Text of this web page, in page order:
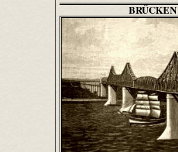
BRÜCKEN